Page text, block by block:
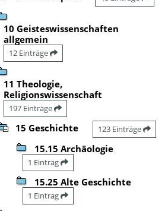
10 Geisteswissenschaften
allgemein
12 Einträge
11 Theologie,
Religionswissenschaft
197 Einträge
15 Geschichte 123 Einträge
15.15 Archäologie
1 Eintrag
15.25 Alte Geschichte
1 Eintrag